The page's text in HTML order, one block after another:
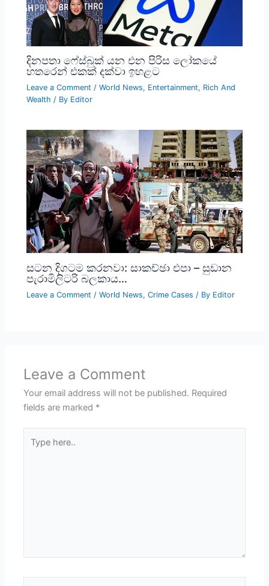
දිනපතා ෆේස්බුක් යන එන පිරිස ලෝකයේ
හතරෙන් එකක් දක්වා ඉහළට
Leave a Comment /World News, Entertainment, Rich And
Wealth / By Editor
සටන දිගටම කරනවා: සාකච්ඡා එපා – සුඩාන
පැරාමිලිටරි බලකාය…
Leave a Comment /World News,Crime Cases / By Editor
Leave a Comment
Your email address will not be published. Required
fields are marked *
here..